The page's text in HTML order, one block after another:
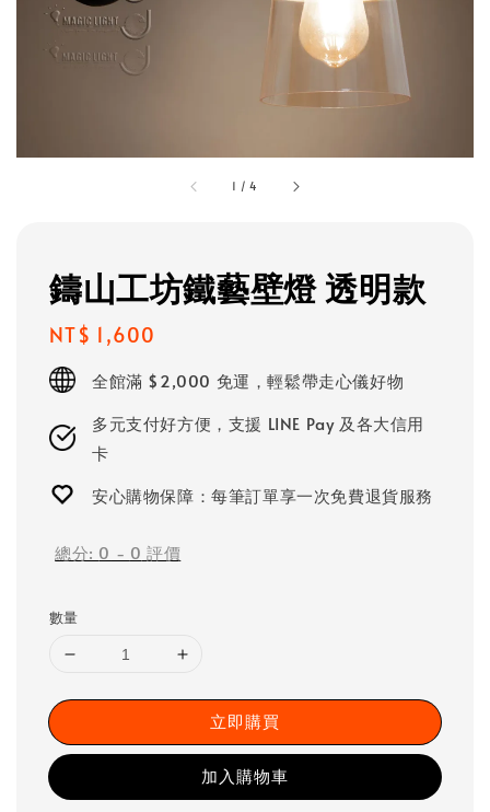
1 /4
鑄山工坊鐵藝壁燈 透明款
Regular
price
NT$ 1,600
全館滿 $2,000 免運，輕鬆帶走心儀好物
多元支付好方便，支援 LINE Pay 及各大信用
卡
安心購物保障：每筆訂單享一次免費退貨服務
總分: 0 - 0 評價
數量
立即購買
加入購物車